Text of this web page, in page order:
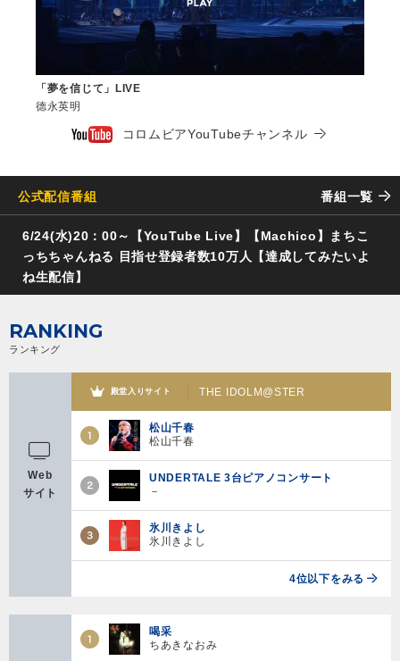
「夢を信じて」LIVE
德永英明
コロムビアYouTubeチャンネル
公式配信番組
6/24(水)20：00～【YouTube Live】【Machico】まちこ
っちちゃんねる 目指せ登録者数10万人【達成してみたいよ
ね生配信】
番組一覧
RANKING
ランキング
Web
サイト
殿堂入りサイト THE IDOLM@STER
松山千春
松山千春
UNDERTALE 3台ピアノコンサート
－
氷川きよし
氷川きよし
4位以下をみる
喝采
ちあきなおみ